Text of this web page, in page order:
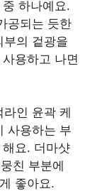
하나예요.
공되는 듯한
부의 겉광을
용하고 나면
인 윤곽 케
사용하는 부
요. 더마샷
친 부분에
좋아요.